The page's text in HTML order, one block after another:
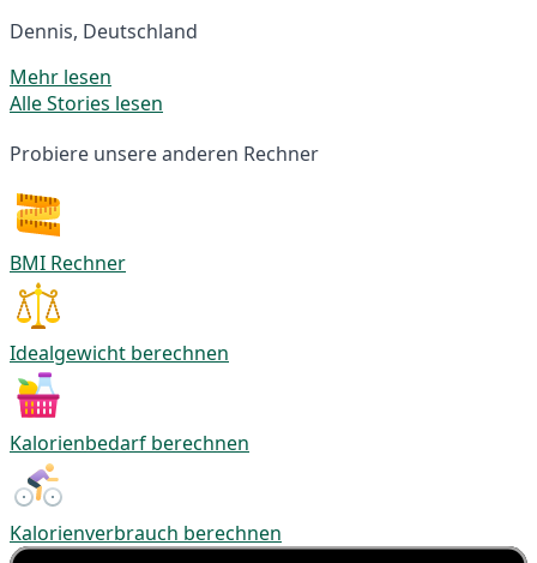
Dennis, Deutschland
Mehr lesen
Alle Stories lesen
Probiere unsere anderen Rechner
BMI Rechner
Idealgewicht berechnen
Kalorienbedarf berechnen
Kalorienverbrauch berechnen